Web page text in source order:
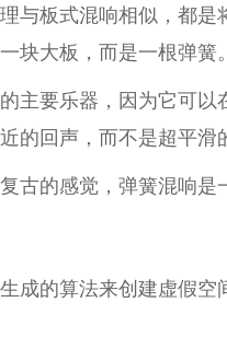
与板式混响相似，都
块大板，而是一根弹簧。
主要乐器，因为它可
的回声，而不是超平滑
古的感觉，弹簧混响是
成的算法来创建虚假空